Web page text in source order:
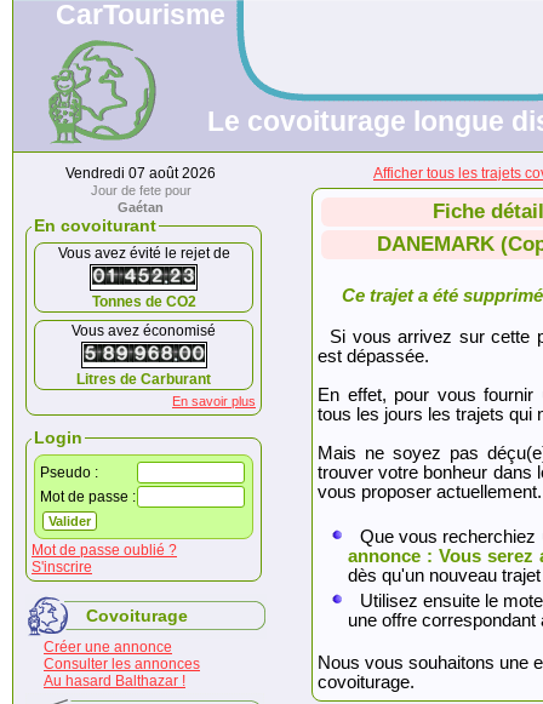
CarTourisme
Le covoiturage longue
Vendredi 07 août 2026
Jour de fete pour
Gaétan
En covoiturant
Vous avez évité le rejet de
Tonnes de CO2
Vous avez économisé
Litres de Carburant
En savoir plus
Login
Pseudo :
Mot de passe :
Mot de passe oublié ?
S'inscrire
Covoiturage
Créer une annonce
Consulter les annonces
Au hasard Balthazar !
Afficher tous les trajets
Fiche
DANEMARK
Ce trajet a été
Si vous arrivez sur cette
est dépassée.
En effet, pour vous fournir
tous les jours les trajets qui
Mais ne soyez pas
trouver votre bonheur dans
vous proposer actuellement.
Que vous
annonce : Vous serez
dès qu'un nouveau
Utilisez ensuite le
une offre
Nous vous souhaitons une
covoiturage.